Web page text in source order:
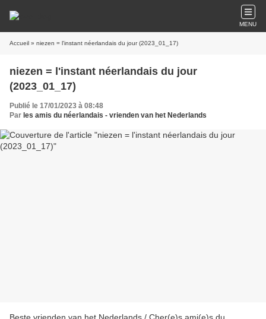
MENU
Accueil » niezen = l'instant néerlandais du jour (2023_01_17)
niezen = l'instant néerlandais du jour
(2023_01_17)
Publié le 17/01/2023 à 08:48
Par les amis du néerlandais - vrienden van het Nederlands